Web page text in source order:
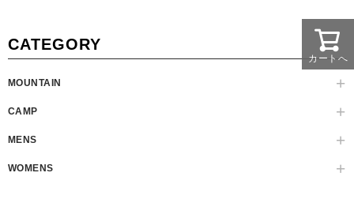
CATEGORY
MOUNTAIN
CAMP
MENS
WOMENS
カートへ